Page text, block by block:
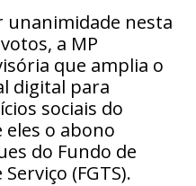
unanimidade nesta
a MP
que amplia o
digital para
sociais do
o abono
do Fundo de
(FGTS).